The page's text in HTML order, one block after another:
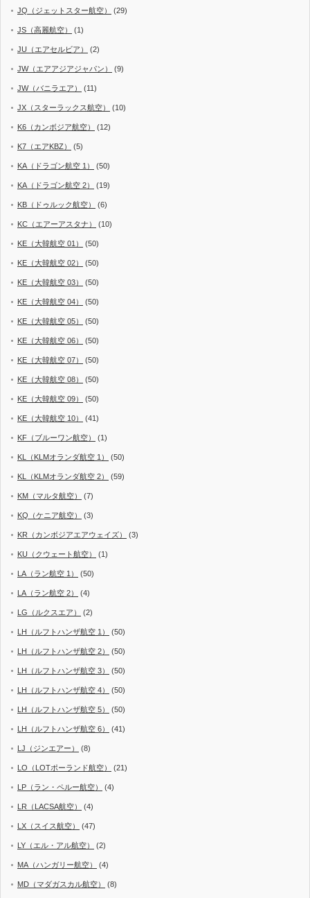
JQ（ジェットスター航空） (29)
JS（高麗航空） (1)
JU（エアセルビア） (2)
JW（エアアジアジャパン） (9)
JW（バニラエア） (11)
JX（スターラックス航空） (10)
K6（カンボジア航空） (12)
K7（エアKBZ） (5)
KA（ドラゴン航空 1） (50)
KA（ドラゴン航空 2） (19)
KB（ドゥルック航空） (6)
KC（エアーアスタナ） (10)
KE（大韓航空 01） (50)
KE（大韓航空 02） (50)
KE（大韓航空 03） (50)
KE（大韓航空 04） (50)
KE（大韓航空 05） (50)
KE（大韓航空 06） (50)
KE（大韓航空 07） (50)
KE（大韓航空 08） (50)
KE（大韓航空 09） (50)
KE（大韓航空 10） (41)
KF（ブルーワン航空） (1)
KL（KLMオランダ航空 1） (50)
KL（KLMオランダ航空 2） (59)
KM（マルタ航空） (7)
KQ（ケニア航空） (3)
KR（カンボジアエアウェイズ） (3)
KU（クウェート航空） (1)
LA（ラン航空 1） (50)
LA（ラン航空 2） (4)
LG（ルクスエア） (2)
LH（ルフトハンザ航空 1） (50)
LH（ルフトハンザ航空 2） (50)
LH（ルフトハンザ航空 3） (50)
LH（ルフトハンザ航空 4） (50)
LH（ルフトハンザ航空 5） (50)
LH（ルフトハンザ航空 6） (41)
LJ（ジンエアー） (8)
LO（LOTポーランド航空） (21)
LP（ラン・ペルー航空） (4)
LR（LACSA航空） (4)
LX（スイス航空） (47)
LY（エル・アル航空） (2)
MA（ハンガリー航空） (4)
MD（マダガスカル航空） (8)